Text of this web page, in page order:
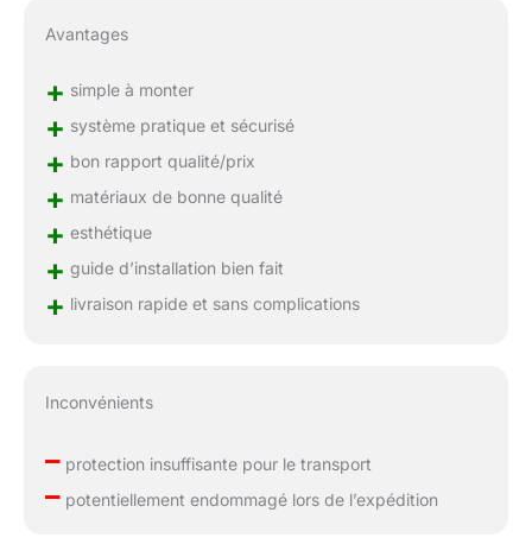
Avantages
+ simple à monter
+ système pratique et sécurisé
+ bon rapport qualité/prix
+ matériaux de bonne qualité
+ esthétique
+ guide d’installation bien fait
+ livraison rapide et sans complications
Inconvénients
–protection insuffisante pour le transport
–potentiellement endommagé lors de l’expédition